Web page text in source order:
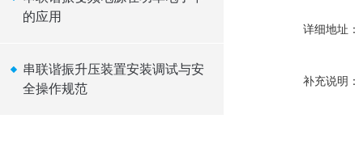
的应用
串联谐振升压装置安装调试与安
全操作规范
详细地址：
补充说明：